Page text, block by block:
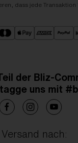
dass jede
der Bliz-
uns mit
Versand nach: